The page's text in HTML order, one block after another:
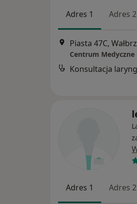
Adres 1 Adres 2
Piasta 47C,
Centrum Medyczne
Konsultacja
Adres 1 Adres 2